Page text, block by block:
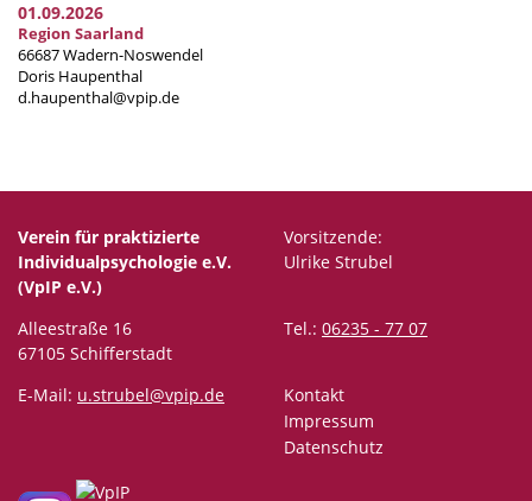
01.09.2026
Region Saarland
66687 Wadern-Noswendel
Doris Haupenthal
d.haupenthal@vpip.de
Verein für praktizierte
Individualpsychologie e.V.
(VpIP e.V.)
Vorsitzende:
Ulrike Strubel
Alleestraße 16
67105 Schifferstadt
Tel.: 06235 - 77 07
E-Mail: u.strubel@vpip.de
Kontakt
Impressum
Datenschutz